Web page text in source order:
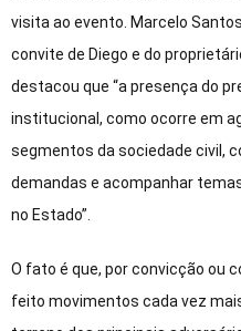
visita ao evento. Marcelo
convite de Diego e do
destacou que “a presença do
institucional, como ocorre em
segmentos da sociedade civil,
demandas e acompanhar
no Estado”.
O fato é que, por convicção ou
feito movimentos cada vez